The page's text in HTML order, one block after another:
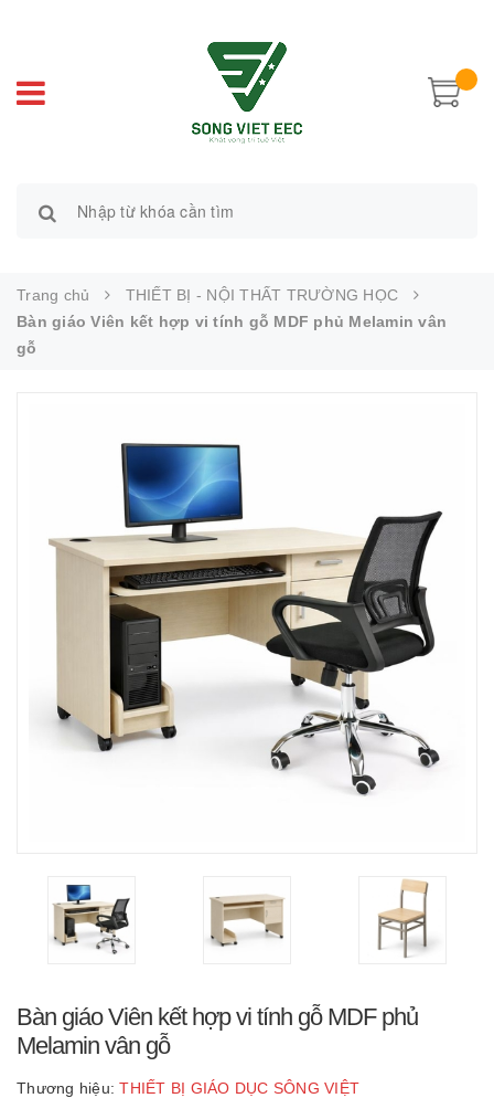
Trang chủ
THIẾT BỊ - NỘI THẤT TRƯỜNG HỌC
Bàn giáo Viên kết hợp vi tính gỗ MDF phủ Melamin vân
gỗ
Bàn giáo Viên kết hợp vi tính gỗ MDF phủ
Melamin vân gỗ
Thương hiệu: THIẾT BỊ GIÁO DỤC SÔNG VIỆT